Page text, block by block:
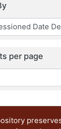
per page